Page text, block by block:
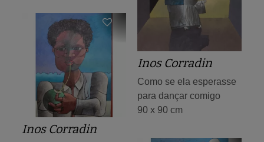
Inos Corradin
Como se ela esperasse
para dançar comigo
90 x 90 cm
Inos Corradin